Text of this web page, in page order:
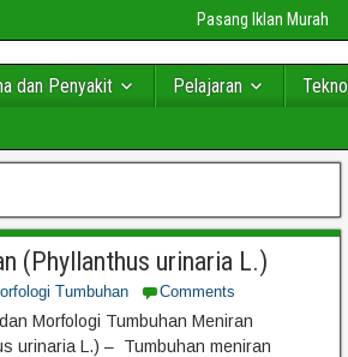
Pasang Iklan Murah
dan Penyakit Pelajaran
(Phyllanthus urinaria L.)
Tumbuhan Comments
Morfologi Tumbuhan Meniran
urinaria L.) – Tumbuhan meniran